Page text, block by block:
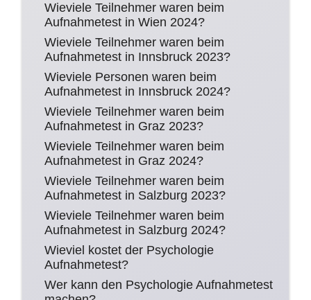
Wieviele Teilnehmer waren beim
Aufnahmetest in Wien 2024?
Wieviele Teilnehmer waren beim
Aufnahmetest in Innsbruck 2023?
Wieviele Personen waren beim
Aufnahmetest in Innsbruck 2024?
Wieviele Teilnehmer waren beim
Aufnahmetest in Graz 2023?
Wieviele Teilnehmer waren beim
Aufnahmetest in Graz 2024?
Wieviele Teilnehmer waren beim
Aufnahmetest in Salzburg 2023?
Wieviele Teilnehmer waren beim
Aufnahmetest in Salzburg 2024?
Wieviel kostet der Psychologie
Aufnahmetest?
Wer kann den Psychologie Aufnahmetest